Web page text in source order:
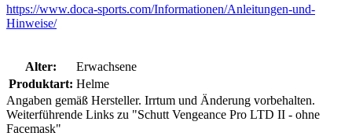
https://www.doca-sports.com/Informationen/Anleitungen-und-
Hinweise/
Alter:
Erwachsene
Produktart: Helme
Angaben gemäß Hersteller. Irrtum und Änderung vorbehalten.
Weiterführende Links zu "Schutt Vengeance Pro LTD II - ohne
Facemask"